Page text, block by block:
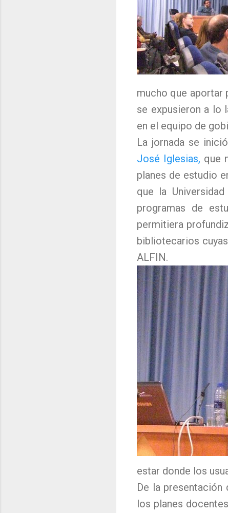
mucho que aportar
se expusieron a lo
en el equipo de
La jornada se
José Iglesias, que
planes de estudio
que la
programas de
permitiera
bibliotecarios
ALFIN.
estar donde los
De la
los planes